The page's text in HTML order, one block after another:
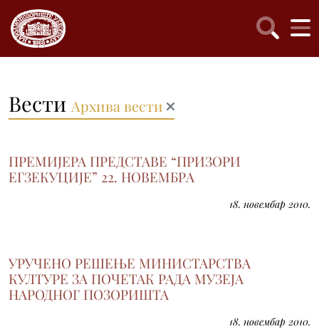
Вести Архива вести
ПРЕМИЈЕРА ПРЕДСТАВЕ “ПРИЗОРИ
ЕГЗЕКУЦИЈЕ” 22. НОВЕМБРA
18. новембар 2010.
УРУЧЕНО РЕШЕЊЕ МИНИСТАРСТВА
КУЛТУРЕ ЗА ПОЧЕТАК РАДА МУЗЕЈА
НАРОДНОГ ПОЗОРИШТА
18. новембар 2010.